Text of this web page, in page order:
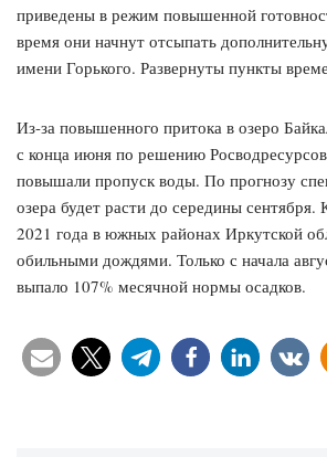
приведены в режим повышенной
время они начнут отсыпать
имени Горького. Развернуты пункты
Из-за повышенного притока в озеро
с конца июня по решению Росводресурсов
повышали пропуск воды. По прогнозу
озера будет расти до середины сентября.
2021 года в южных районах Иркутской
обильными дождями. Только с начала
выпало 107% месячной нормы осадков.